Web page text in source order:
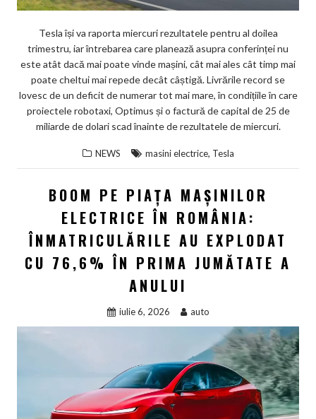
Tesla își va raporta miercuri rezultatele pentru al doilea
trimestru, iar întrebarea care planează asupra conferinței nu
este atât dacă mai poate vinde mașini, cât mai ales cât timp mai
poate cheltui mai repede decât câștigă. Livrările record se
lovesc de un deficit de numerar tot mai mare, în condițiile în care
proiectele robotaxi, Optimus și o factură de capital de 25 de
miliarde de dolari scad înainte de rezultatele de miercuri.
NEWS masini electrice, Tesla
BOOM PE PIAȚA MAȘINILOR
ELECTRICE ÎN ROMÂNIA:
ÎNMATRICULĂRILE AU EXPLODAT
CU 76,6% ÎN PRIMA JUMĂTATE A
ANULUI
iulie 6, 2026 auto